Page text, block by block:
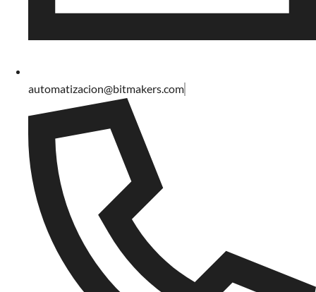
automatizacion@bitmakers.com